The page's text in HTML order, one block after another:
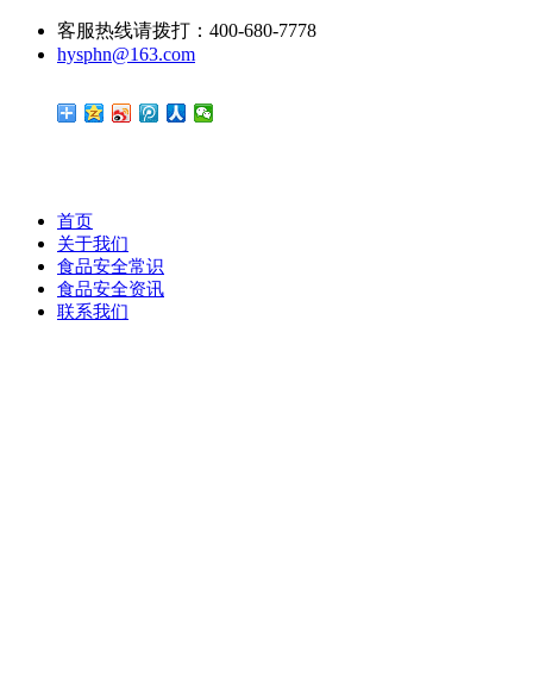
客服热线请拨打：400-680-7778
hysphn@163.com
首页
关于我们
食品安全常识
食品安全资讯
联系我们